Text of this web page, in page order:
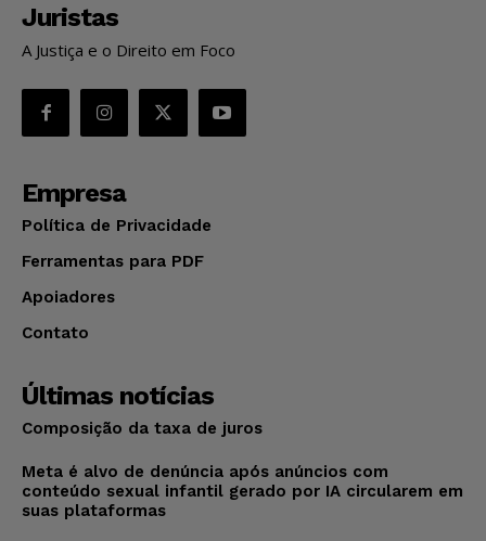
Juristas
A Justiça e o Direito em Foco
Empresa
Política de Privacidade
Ferramentas para PDF
Apoiadores
Contato
Últimas notícias
Composição da taxa de juros
Meta é alvo de denúncia após anúncios com
conteúdo sexual infantil gerado por IA circularem em
suas plataformas